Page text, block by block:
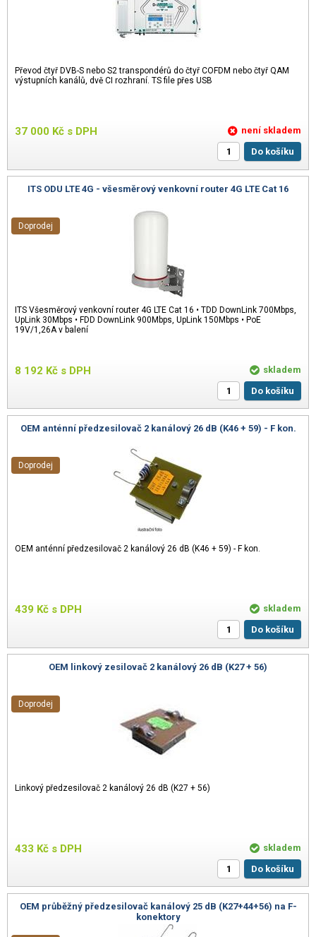
Převod čtyř DVB-S nebo S2 transpondérů do čtyř COFDM nebo čtyř QAM
výstupních kanálů, dvě CI rozhraní. TS file přes USB
37 000 Kč s DPH
není skladem
Do košíku
ITS ODU LTE 4G - všesměrový venkovní router 4G LTE Cat 16
ITS Všesměrový venkovní router 4G LTE Cat 16 • TDD DownLink 700Mbps,
UpLink 30Mbps • FDD DownLink 900Mbps, UpLink 150Mbps • PoE
19V/1,26A v balení
8 192 Kč s DPH
Doprodej
skladem
Do košíku
OEM anténní předzesilovač 2 kanálový 26 dB (K46 + 59) - F kon.
OEM anténní předzesilovač 2 kanálový 26 dB (K46 + 59) - F kon.
439 Kč s DPH
Doprodej
skladem
Do košíku
OEM linkový zesilovač 2 kanálový 26 dB (K27 + 56)
Linkový předzesilovač 2 kanálový 26 dB (K27 + 56)
433 Kč s DPH
Doprodej
skladem
Do košíku
OEM průběžný předzesilovač kanálový 25 dB (K27+44+56) na F-
konektory